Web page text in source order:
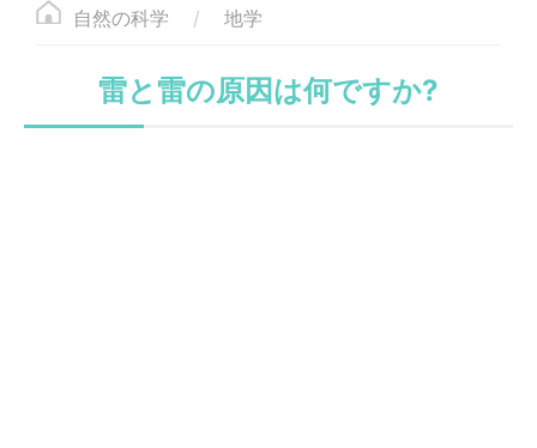
自然の科学 地学
雷と雷の原因は何ですか?